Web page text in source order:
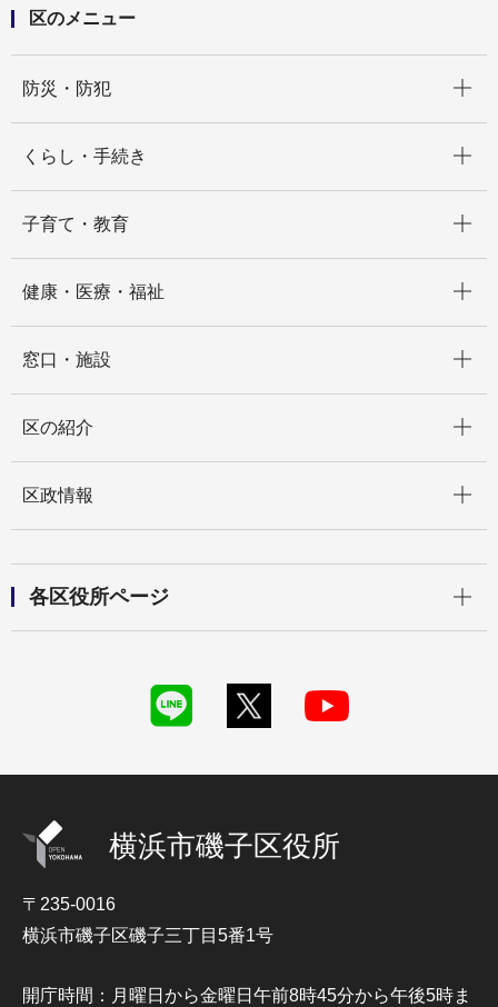
区のメニュー
防災・防犯
くらし・手続き
子育て・教育
健康・医療・福祉
窓口・施設
区の紹介
区政情報
各区役所ページ
横浜市磯子区役所
〒235-0016
横浜市磯子区磯子三丁目5番1号
開庁時間：月曜日から金曜日午前8時45分から午後5時ま